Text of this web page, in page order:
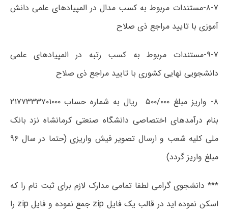
۸-۷-مستندات مربوط به کسب مدال در المپیادهای علمی دانش
آموزی با تایید مراجع ذی صلاح
۹-۷-مستندات مربوط به کسب رتبه در المپیادهای علمی
دانشجویی نهایی کشوری با تایید مراجع ذی صلاح
۸- واریز مبلغ ۵۰۰/۰۰۰ ریال به شماره حساب ۲۱۷۷۳۳۳۷۰۱۰۰۰
بنام درآمدهای اختصاصی دانشگاه صنعتی کرمانشاه نزد بانک
ملی کلیه شعب و ارسال تصویر فیش واریزی (حتما در سال ۹۶
مبلغ واریز گردد)
*** دانشجوی گرامی لطفا تمامی مدارک لازم برای ثبت نام را که
اسکن نموده اید در قالب یک فایل zip جمع نموده و فایل zip را